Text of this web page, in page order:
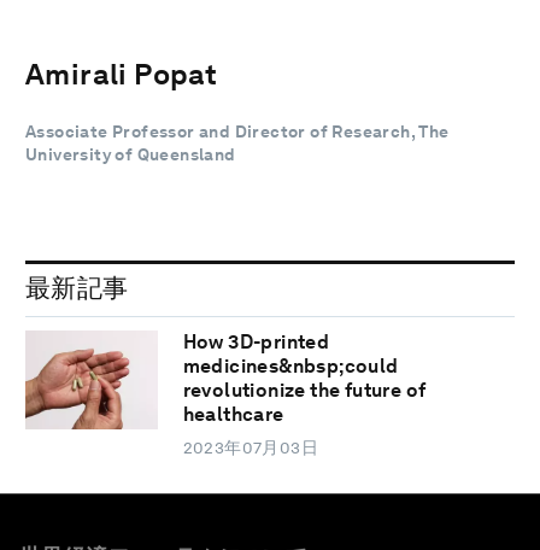
Amirali Popat
Associate Professor and Director of Research, The
University of Queensland
最新記事
How 3D-printed
medicines&nbsp;could
revolutionize the future of
healthcare
2023年07月03日